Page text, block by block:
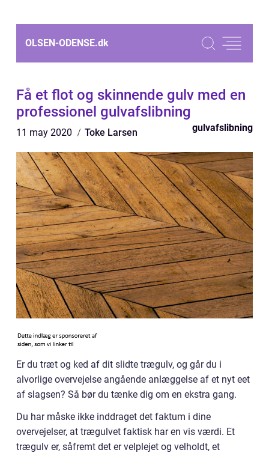
OLSEN-ODENSE.dk
Få et flot og skinnende gulv med en
professionel gulvafslibning
11 may 2020 Toke Larsen gulvafslibning
Er du træt og ked af dit slidte trægulv, og går du i
alvorlige overvejelse angående anlæggelse af et nyt eet
af slagsen? Så bør du tænke dig om en ekstra gang.
Du har måske ikke inddraget det faktum i dine
overvejelser, at trægulvet faktisk har en vis værdi. Et
trægulv er, såfremt det er velplejet og velholdt, et